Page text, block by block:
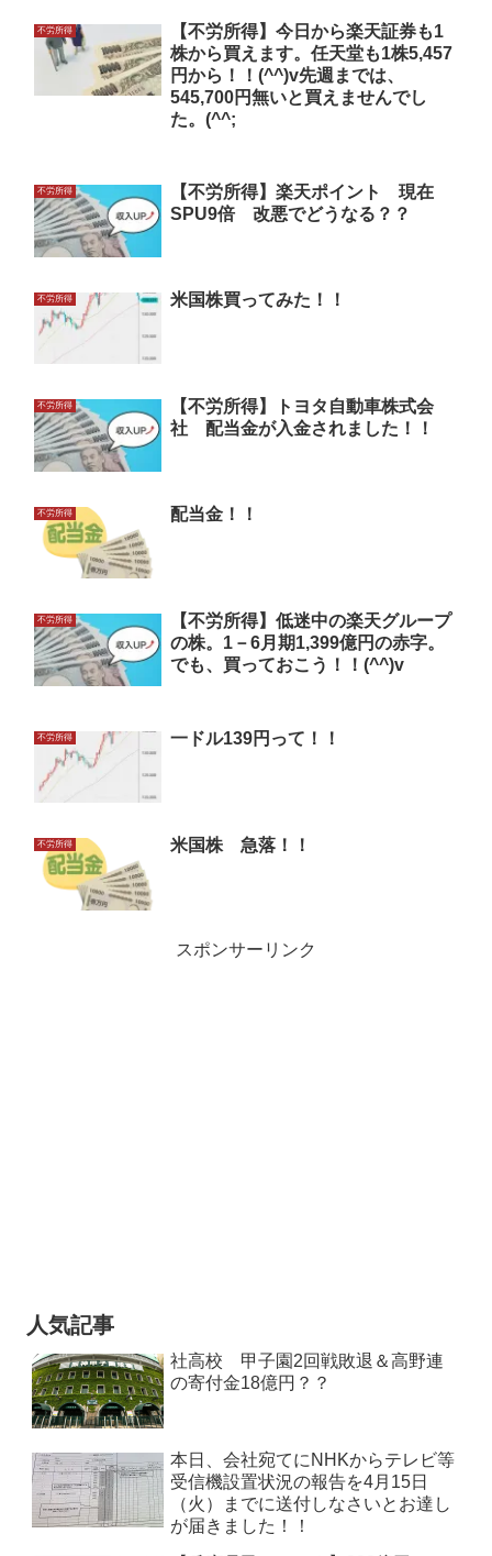
不労所得
【不労所得】今日から楽天証券も1
株から買えます。任天堂も1株5,457
円から！！(^^)v先週までは、
545,700円無いと買えませんでし
た。(^^;
不労所得
【不労所得】楽天ポイント 現在
SPU9倍 改悪でどうなる？？
不労所得 米国株買ってみた！！
不労所得
【不労所得】トヨタ自動車株式会
社 配当金が入金されました！！
不労所得 配当金！！
不労所得
【不労所得】低迷中の楽天グループ
の株。1－6月期1,399億円の赤字。
でも、買っておこう！！(^^)v
不労所得 一ドル139円って！！
不労所得 米国株 急落！！
スポンサーリンク
人気記事
社高校 甲子園2回戦敗退＆高野連
の寄付金18億円？？
本日、会社宛てにNHKからテレビ等
受信機設置状況の報告を4月15日
（火）までに送付しなさいとお達し
が届きました！！